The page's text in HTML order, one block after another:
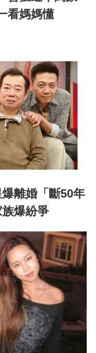
看媽媽懂
離婚「斷50年
爆紛爭